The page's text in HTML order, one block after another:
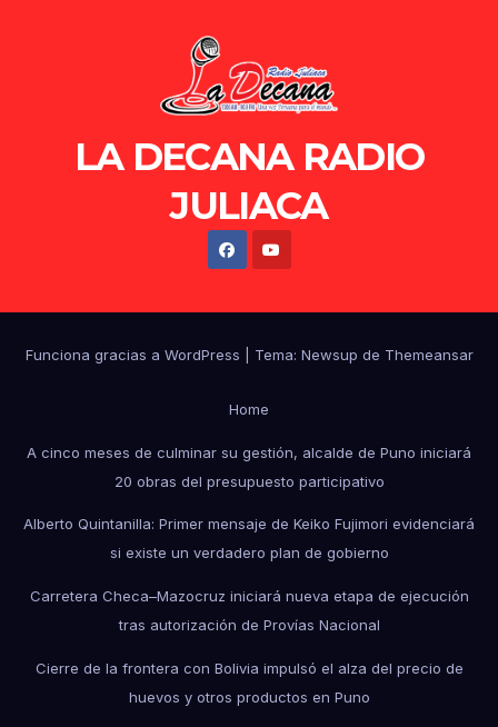
LA DECANA RADIO
JULIACA
Funciona gracias a WordPress Tema: Newsup de Themeansar
Home
A cinco meses de culminar su gestión, alcalde de Puno iniciará
20 obras del presupuesto participativo
Alberto Quintanilla: Primer mensaje de Keiko Fujimori evidenciará
si existe un verdadero plan de gobierno
Carretera Checa–Mazocruz iniciará nueva etapa de ejecución
tras autorización de Provías Nacional
Cierre de la frontera con Bolivia impulsó el alza del precio de
huevos y otros productos en Puno